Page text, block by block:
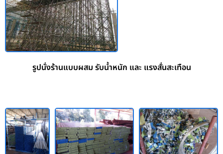
รูปนั่งร้านแบบผสม รับน้ำหนัก และ แรงสั่นสะเทือน